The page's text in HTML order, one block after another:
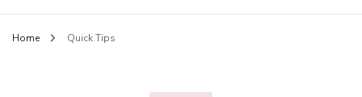
Home Quick Tips